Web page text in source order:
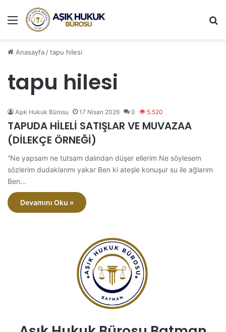
Menü
Anasayfa/tapu hilesi
tapu hilesi
Aşık Hukuk Bürosu 17 Nisan 2026 0 5.520
TAPUDA HİLELİ SATIŞLAR VE MUVAZAA
(DİLEKÇE ÖRNEĞİ)
“Ne yapsam ne tutsam dalından düşer ellerim Ne söylesem
sözlerim dudaklarımı yakar Ben ki ateşle konuşur su ile ağlarım
Ben…
Devamını Oku »